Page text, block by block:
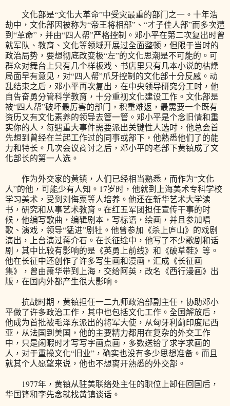
文化部是“文化大革命”中受灾最重的部门之一。十年浩
劫中，文化部因被称为“帝王将相部”、“才子佳人部”而多次遭
到“革命”，并由“四人帮”严格控制。邓小平在第二次复出时曾
就军队、教育、文化等领域开展过全面整顿，但限于当时的
政治局势，要想彻底改变极“左”的文化思潮是不可能的。可
群众对舞台上只有几个样板戏、书店里只有几本小说的枯燥
局面早有意见，对“四人帮”爪牙控制的文化部十分反感。动
乱结束之后，邓小平再次复出，在中央领导研究分工时，他
自告奋勇分管科学教育，十分重视文化建设工作。文化部是
被“四人帮”破坏最厉害的部门，积重难返，最需要一个既有
资历又有文化素养的领导去管一管。邓小平是个念旧情和重
实你的人，每遇重大事件需要派出关键性人选时，他总会首
先想到曾经在兰起工作过的同事或部下，他熟悉他们了的能
力和特长。几次会议商讨之后，邓小平的老部下黄镇成了文
化部长的第一人选。
作为外交家的黄镇，人们已经相当熟悉，而作为“文化
人”的他，可能少有人知。17岁时，他就到上海美术专科学校
学习美术，受到刘侮粟等人培养。他还在新华艺术大学读
书，研究和从事艺术教育。在红五军团担任宣传干事的时
候，他编写歌曲，编辑剧本，写标语，绘画，并且参加唱
歌、演戏，领导“猛进”剧牡。他曾参加《杀上庐山》的戏剧
演出，上台演过蒋介石。在长征途中，他写了不少歌剧和话
剧，其中比较有影响的是《英勇上前线》和《破草鞋》等。
他在长征中还创作了许多写生画和漫画，汇成《长征画
集》，曾由萧华带到上海，交给阿英，改名《西行漫画》出
版，在国内外都产生很大影响。
抗战时期，黄镇担任一二九师政治部副主任，协助邓小
平做了许多政治工作，其中也包括文化工作。全国解放后，
他成为首批被毛泽东派出的将军大使，从匈牙利蓟印度尼西
亚，从法国到美国，他的主要精力都用在复杂的外交工作
中，只是闲暇时才写写字画点画，多数送铪了求字求画的
人，对于重操文化“旧业”，确实也没有多少思想准备。而且
就其个人愿望来说，他也不想离开熟悉的外交部。
1977年，黄镇从驻美联络处主任的职位上卸任回国后，
华国锋和李先念就找黄镇谈话。